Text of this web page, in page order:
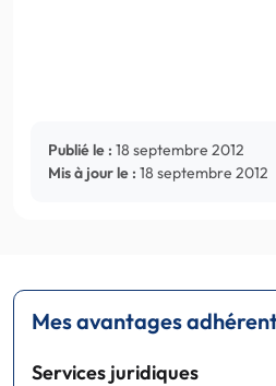
Publié le : 18 septembre 2012
Mis à jour le : 18 septembre 2012
Mes avantages
Services juridiques